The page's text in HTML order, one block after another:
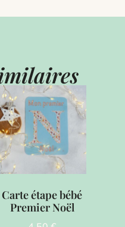
Carte étape bébé
Premier Noël